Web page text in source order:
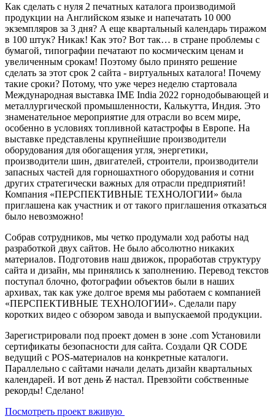
Как сделать с нуля 2 печатных каталога производимой
продукции на Английском языке и напечатать 10 000
экземпляров за 3 дня? А еще квартальный календарь тиражом
в 100 штук? Никак! Как это? Вот так… в стране проблемы с
бумагой, типографии печатают по космическим ценам и
увеличенным срокам! Поэтому было принято решение
сделать за этот срок 2 сайта - виртуальных каталога! Почему
такие сроки? Потому, что уже через неделю стартовала
Международная выставка IME India 2022 горнодобывающей и
металлургической промышленности, Калькутта, Индия. Это
знаменательное мероприятие для отрасли во всем мире,
особенно в условиях топливной катастрофы в Европе. На
выставке представлены крупнейшие производители
оборудования для обогащения угля, энергетики,
производители шин, двигателей, строители, производители
запасных частей для горношахтного оборудования и сотни
других стратегически важных для отрасли предприятий!
Компания «ПЕРСПЕКТИВНЫЕ ТЕХНОЛОГИИ» была
приглашена как участник и от такого приглашения отказаться
было невозможно!
Собрав сотрудников, мы четко продумали ход работы над
разработкой двух сайтов. Не было абсолютно никаких
материалов. Подготовив наш движок, проработав структуру
сайта и дизайн, мы принялись к заполнению. Перевод текстов
поступал блочно, фотографии объектов были в наших
архивах, так как уже долгое время мы работаем с компанией
«ПЕРСПЕКТИВНЫЕ ТЕХНОЛОГИИ». Сделали пару
коротких видео с обзором завода и выпускаемой продукции.
Зарегистрировали под проект домен в зоне .com Установили
сертификаты безопасности для сайта. Создали QR CODE
ведущий с POS-материалов на конкретные каталоги.
Параллельно с сайтами начали делать дизайн квартальных
календарей. И вот день Z настал. Превзойти собственные
рекорды! Сделано!
Посмотреть проект вживую